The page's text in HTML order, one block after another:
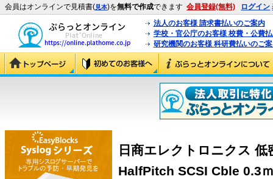
会員はオンラインで見積書(見本)を無料で作成できます 会員登録(無料) ログイン
法人のお客様 請求書払いのご案内
学校・官公庁のお客様 校費・公費
研究機関のお客様 科研費払いのご
日商エレクトロニクス
HalfPitch SCSI Cble 0.3